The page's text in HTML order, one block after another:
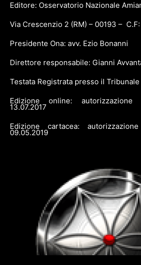
Editore: Osservatorio Nazionale
Via Crescenzio 2 (RM) – 00193 –
Presidente Ona: avv. Ezio Bonanni
Direttore responsabile: Gianni
Testata Registrata presso il Tribunale
Edizione online:
13.07.2017
Edizione cartacea:
09.05.2019